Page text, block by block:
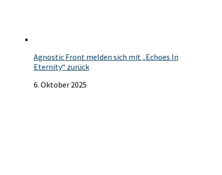
Agnostic Front melden sich mit „Echoes In
Eternity“ zurück
6. Oktober 2025